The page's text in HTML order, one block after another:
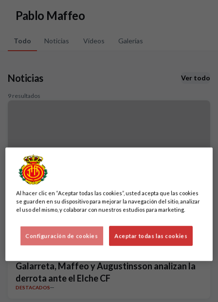
Pablo Maffeo
Todo Noticias Vídeos Galerías
Noticias Ver todo
9 resultados
Galarreta, Maffeo y Augustinsson analizan la
derrota ante el Elche CF
DESTACADOS
Al hacer clic en “Aceptar todas las cookies”, usted acepta que las cookies
se guarden en su dispositivo para mejorar la navegación del sitio, analizar
el uso del mismo, y colaborar con nuestros estudios para marketing.
Aceptar todas las cookies
Configuración de cookies